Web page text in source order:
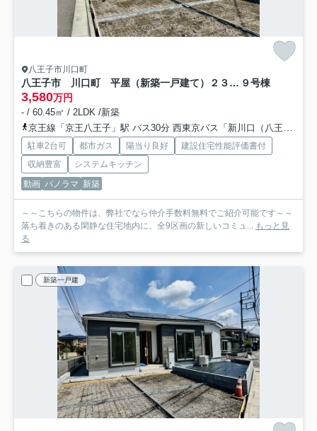
八王子市川口町
八王子市 川口町 平屋（新築一戸建て）２３ー３期 ９号棟
3,580万円
- / 60.45㎡ / 2LDK /新築
京王線「京王八王子」駅 バス30分 西東京バス「新川口（八王子市）」 停歩5分
駐車2台可 都市ガス 陽当り良好
建設住宅性能評価書付
収納豊富
システムキッチン
動画 パノラマ 新築
～～こちらの物件は、弊社でなら仲介手数料無料でご紹介可能です～～
落ち着きのある閑静な住宅地内に、全9区画の新しいコミュ...
もっと見
る
新築一戸建